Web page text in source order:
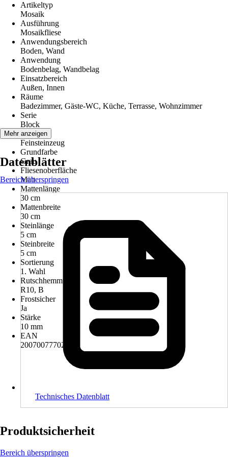
Artikeltyp
Mosaik
Ausführung
Mosaikfliese
Anwendungsbereich
Boden, Wand
Anwendung
Bodenbelag, Wandbelag
Einsatzbereich
Außen, Innen
Räume
Badezimmer, Gäste-WC, Küche, Terrasse, Wohnzimmer
Serie
Block
Material
Feinsteinzeug
Grundfarbe
Grau
Fliesenoberfläche
Matt
Mattenlänge
30 cm
Mattenbreite
30 cm
Steinlänge
5 cm
Steinbreite
5 cm
Sortierung
1. Wahl
Rutschhemmung
R10, B
Frostsicher
Ja
Stärke
10 mm
EAN
2007007770224
Mehr anzeigen
Datenblätter
Bereich überspringen
Technisches Datenblatt
Produktsicherheit
Bereich überspringen